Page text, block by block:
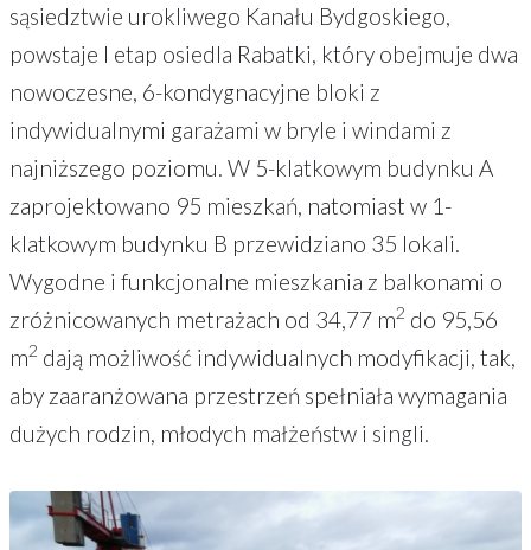
sąsiedztwie urokliwego Kanału Bydgoskiego,
powstaje I etap osiedla Rabatki, który obejmuje dwa
nowoczesne, 6-kondygnacyjne bloki z
indywidualnymi garażami w bryle i windami z
najniższego poziomu. W 5-klatkowym budynku A
zaprojektowano 95 mieszkań, natomiast w 1-
klatkowym budynku B przewidziano 35 lokali.
Wygodne i funkcjonalne mieszkania z balkonami o
zróżnicowanych metrażach od 34,77 m2 do 95,56
m2 dają możliwość indywidualnych modyfikacji, tak,
aby zaaranżowana przestrzeń spełniała wymagania
dużych rodzin, młodych małżeństw i singli.